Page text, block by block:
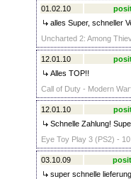
01.02.10
alles Super, schneller
Uncharted 2: Among
12.01.10
Alles TOP!!
Call of Duty - Modern
12.01.10
Schnelle Zahlung!
Eye Toy Play 3 (PS2) -
03.10.09
super schnelle